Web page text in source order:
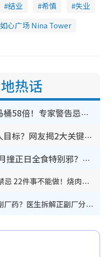
结业 希慎
失业
如心广场 Nina Tower
热话
行李清洁｜车轮脏过马桶58倍！专家警告忌用酒精擦 教1招免脏手除菌
装修拆铁闸随时变贼人目标？网友揭2大关键用途：装新款等于白装？附新旧铁闸分别
鬼门开2026｜农历七月撞正日全食特别邪？专家警告切忌做一事！揭4大禁忌+2招保平安
鬼门开2026｜8.13鬼节禁忌 22件事不能做！烧肉、刺身要少食？半夜勿吹口哨/打给个电话
网传公立医院改用内地/副厂药？医生拆解正副厂分别，揭4类人换药随时出事